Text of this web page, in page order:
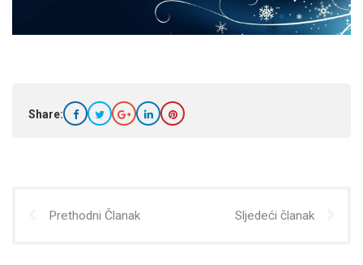
Share:
Prethodni Članak Sljedeći članak